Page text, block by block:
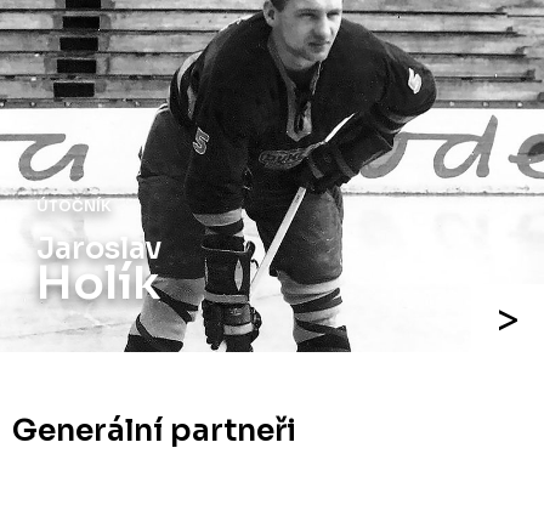
ÚTOČNÍK
Jaroslav
Holík
Generální partneři